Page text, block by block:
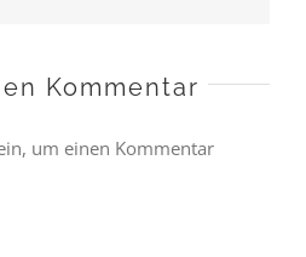
Kommentar
um einen Kommentar